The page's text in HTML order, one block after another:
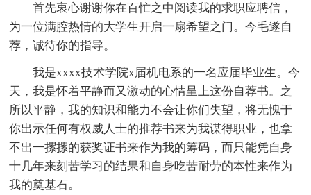
首先衷心谢谢你在百忙之中阅读我的求职应聘信，
为一位满腔热情的大学生开启一扇希望之门。今毛遂自
荐，诚待你的指导。
我是xxxx技术学院x届机电系的一名应届毕业生。今
天，我是怀着平静而又激动的心情呈上这份自荐书。之
所以平静，我的知识和能力不会让你们失望，将无愧于
你出示任何有权威人士的推荐书来为我谋得职业，也拿
不出一摞摞的获奖证书来作为我的筹码，而只能凭自身
十几年来刻苦学习的结果和自身吃苦耐劳的本性来作为
我的奠基石。